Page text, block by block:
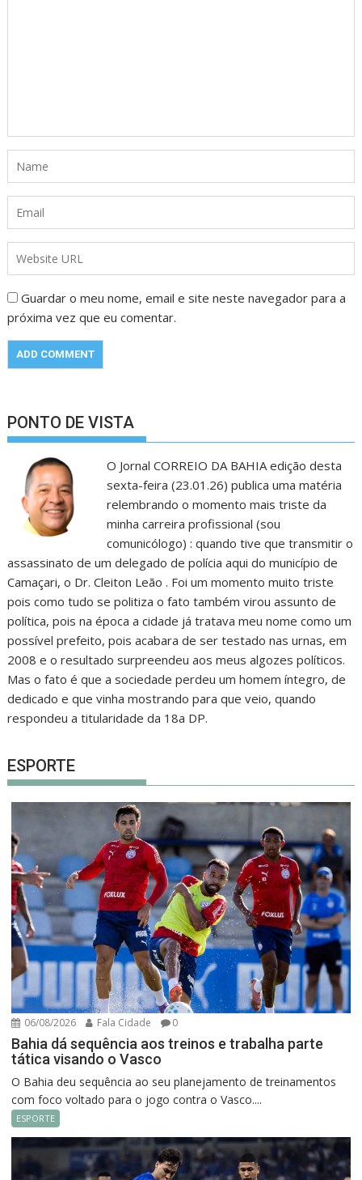
Guardar o meu nome, email e site neste navegador para a
próxima vez que eu comentar.
PONTO DE VISTA
O Jornal CORREIO DA BAHIA edição desta
sexta-feira (23.01.26) publica uma matéria
relembrando o momento mais triste da
minha carreira profissional (sou
comunicólogo) : quando tive que transmitir o
assassinato de um delegado de polícia aqui do município de
Camaçari, o Dr. Cleiton Leão . Foi um momento muito triste
pois como tudo se politiza o fato também virou assunto de
política, pois na época a cidade já tratava meu nome como um
possível prefeito, pois acabara de ser testado nas urnas, em
2008 e o resultado surpreendeu aos meus algozes políticos.
Mas o fato é que a sociedade perdeu um homem íntegro, de
dedicado e que vinha mostrando para que veio, quando
respondeu a titularidade da 18a DP.
ESPORTE
06/08/2026 Fala Cidade 0
Bahia dá sequência aos treinos e trabalha parte
tática visando o Vasco
O Bahia deu sequência ao seu planejamento de treinamentos
com foco voltado para o jogo contra o Vasco....
ESPORTE